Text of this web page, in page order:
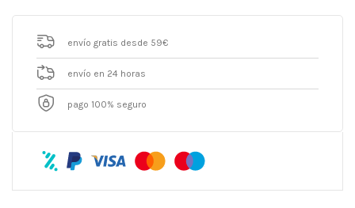
envío gratis desde 59€
envío en 24 horas
pago 100% seguro